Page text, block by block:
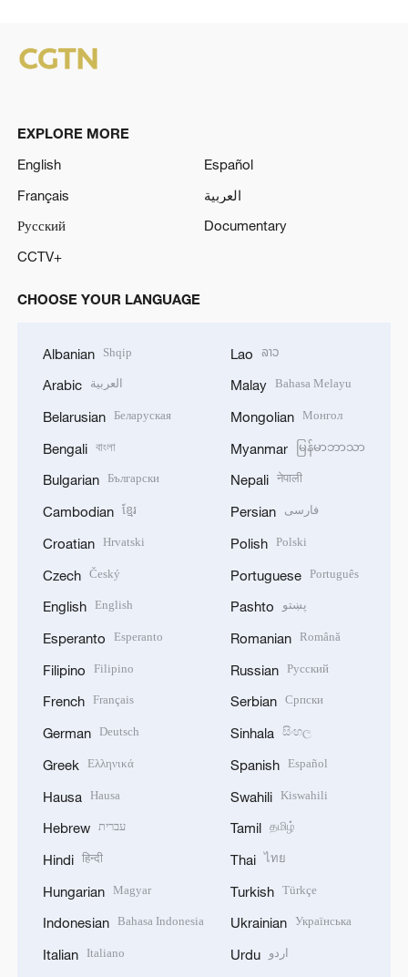
EXPLORE MORE
English
Español
Français
العربية
Русский
Documentary
CCTV+
CHOOSE YOUR LANGUAGE
Albanian Shqip
Arabic العربية
Belarusian Беларуская
Bengali বাংলা
Bulgarian Български
Cambodian ខ្មែរ
Croatian Hrvatski
Czech Český
English English
Esperanto Esperanto
Filipino Filipino
French Français
German Deutsch
Greek Ελληνικά
Hausa Hausa
Hebrew עברית
Hindi हिन्दी
Hungarian Magyar
Indonesian Bahasa Indonesia
Italian Italiano
Lao ລາວ
Malay Bahasa Melayu
Mongolian Монгол
Myanmar မြန်မာဘာသာ
Nepali नेपाली
Persian فارسی
Polish Polski
Portuguese Português
Pashto پښتو
Romanian Română
Russian Русский
Serbian Српски
Sinhala සිංහල
Spanish Español
Swahili Kiswahili
Tamil தமிழ்
Thai ไทย
Turkish Türkçe
Ukrainian Українська
Urdu اردو